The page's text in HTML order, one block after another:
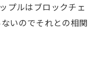
プルはブロックチェ
いのでそれとの相関